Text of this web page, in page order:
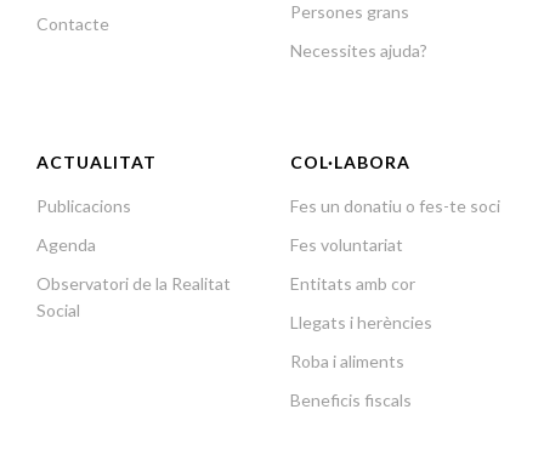
Contacte
Persones grans
Necessites ajuda?
ACTUALITAT
Publicacions
Agenda
Observatori de la Realitat
Social
COL·LABORA
Fes un donatiu o fes-te soci
Fes voluntariat
Entitats amb cor
Llegats i herències
Roba i aliments
Beneficis fiscals